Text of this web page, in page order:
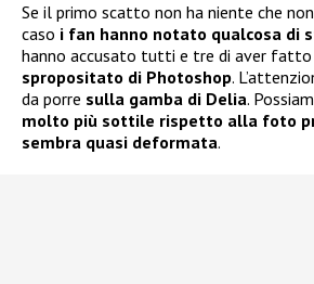
Se il primo scatto non ha niente che
caso i fan hanno notato qualcosa di
hanno accusato tutti e tre di aver fatto
spropositato di Photoshop.
da porre sulla gamba di Delia.
molto più sottile rispetto alla foto
sembra quasi deformata.